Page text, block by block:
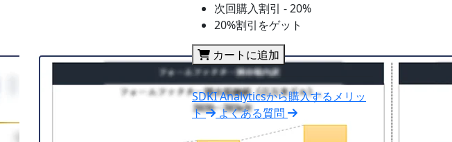
次回購入割引 - 20%
20%割引をゲット
カートに追加
SDKI Analyticsから購入するメリッ
ト
よくある質問